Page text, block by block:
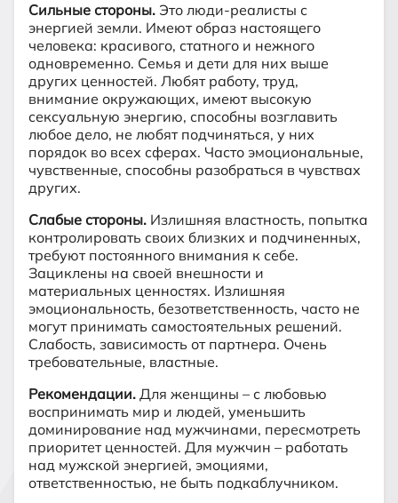
Сильные стороны. Это люди-реалисты с
энергией земли. Имеют образ настоящего
человека: красивого, статного и нежного
одновременно. Семья и дети для них выше
других ценностей. Любят работу, труд,
внимание окружающих, имеют высокую
сексуальную энергию, способны возглавить
любое дело, не любят подчиняться, у них
порядок во всех сферах. Часто эмоциональные,
чувственные, способны разобраться в чувствах
других.
Слабые стороны. Излишняя властность, попытка
контролировать своих близких и подчиненных,
требуют постоянного внимания к себе.
Зациклены на своей внешности и
материальных ценностях. Излишняя
эмоциональность, безответственность, часто не
могут принимать самостоятельных решений.
Слабость, зависимость от партнера. Очень
требовательные, властные.
Рекомендации. Для женщины – с любовью
воспринимать мир и людей, уменьшить
доминирование над мужчинами, пересмотреть
приоритет ценностей. Для мужчин – работать
над мужской энергией, эмоциями,
ответственностью, не быть подкаблучником.